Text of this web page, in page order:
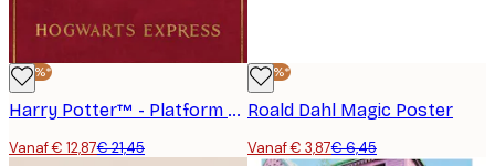
-40%*
Harry Potter™ - Platform 9 3/4 Poster
Vanaf € 12,87€ 21,45
-40%*
Roald Dahl Magic Poster
Vanaf € 3,87€ 6,45